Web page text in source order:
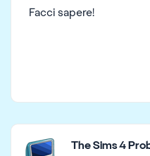
Facci sapere!
Featured Places
The Sims 4